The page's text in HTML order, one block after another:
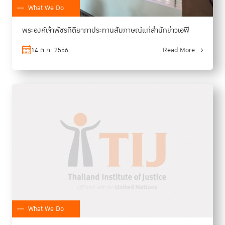
What We Do
พระองค์เจ้าพัชรกิติยาภาประทานสัมภาษณ์แก่สำนักข่าวเอพี
14 ต.ค. 2556 Read More
What We Do